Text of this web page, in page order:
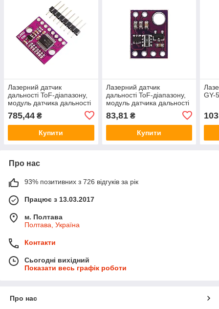
Лазерний датчик
дальності ToF-діапазону,
модуль датчика дальності
за часом польоту, MCU-
VL53L0X
785,44 ₴
Купити
Лазерний датчик
дальності ToF-діапазону,
модуль датчика дальності
польоту, GY-530 VL53L0X
83,81₴
Купити
GY-
Про нас
93% позитивних з 726 відгуків за рік
Працює з 13.03.2017
м. Полтава
Полтава, Україна
Контакти
Сьогодні вихідний
Показати весь графік роботи
Про нас